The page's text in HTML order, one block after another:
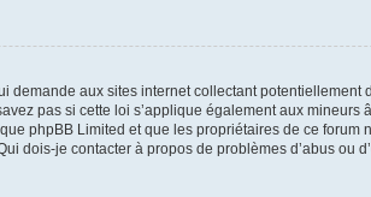
demande aux sites internet collectant
pas si cette loi s’applique également aux mineurs
phpBB Limited et que les propriétaires de ce forum
dois-je contacter à propos de problèmes d’abus ou